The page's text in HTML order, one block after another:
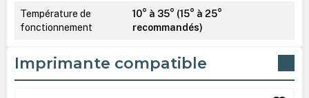
Température de
fonctionnement
10° à 35° (15° à 25°
recommandés)
Imprimante compatible